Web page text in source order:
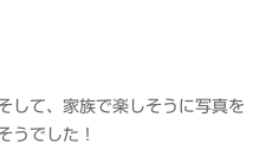
して、家族で楽しそうに写真を
うでした！